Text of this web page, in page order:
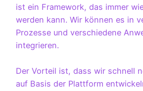
ist ein Framework, das immer
werden kann. Wir können es in
Prozesse und verschiedene
integrieren.
Der Vorteil ist, dass wir schnell
auf Basis der Plattform